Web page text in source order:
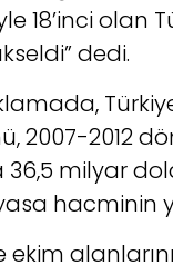
18’inci olan
dedi.
2007-2012
36,5 milyar
ekim